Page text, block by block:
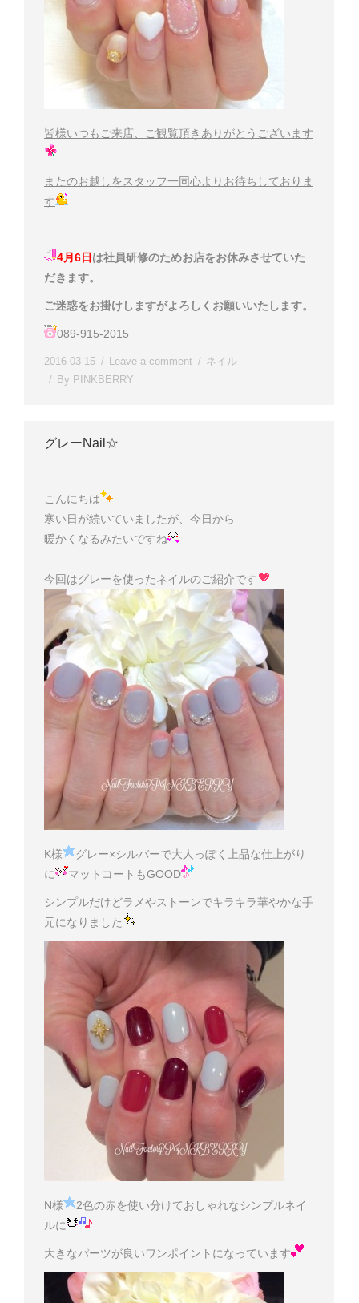
皆様いつもご来店、ご観覧頂きありがとうございます
またのお越しをスタッフ一同心よりお待ちしておりま
す
4月6日 は社員研修のためお店をお休みさせていた
だきます。
ご迷惑をお掛けしますがよろしくお願いいたします。
089-915-2015
2016-03-15 Leave a comment
ネイル
By PINKBERRY
グレーNail☆
こんにちは
寒い日が続いていましたが、今日から
暖かくなるみたいですね
今回はグレーを使ったネイルのご紹介です
K様
グレー×シルバーで大人っぽく上品な仕上がり
に
マットコートもGOOD
シンプルだけどラメやストーンでキラキラ華やかな手
元になりました
N様
2色の赤を使い分けておしゃれなシンプルネイ
ルに
大きなパーツが良いワンポイントになっています